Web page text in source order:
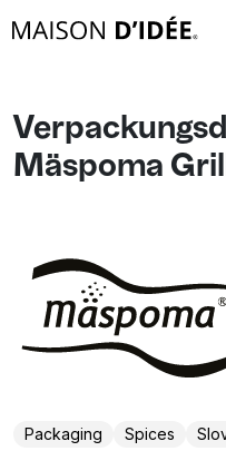
Mäspoma
Packaging Spices